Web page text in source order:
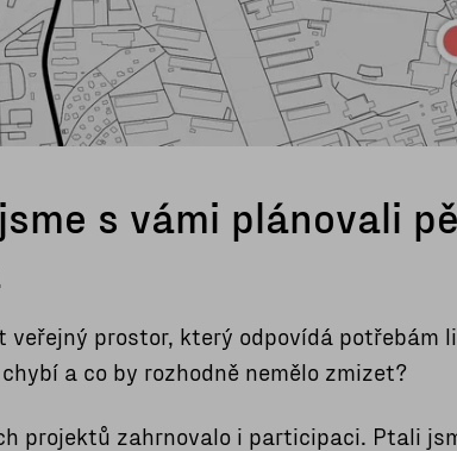
s vámi plánovali
prostor, který odpovídá potřebám
a co by rozhodně nemělo zmizet?
projektů zahrnovalo i participaci. Ptali